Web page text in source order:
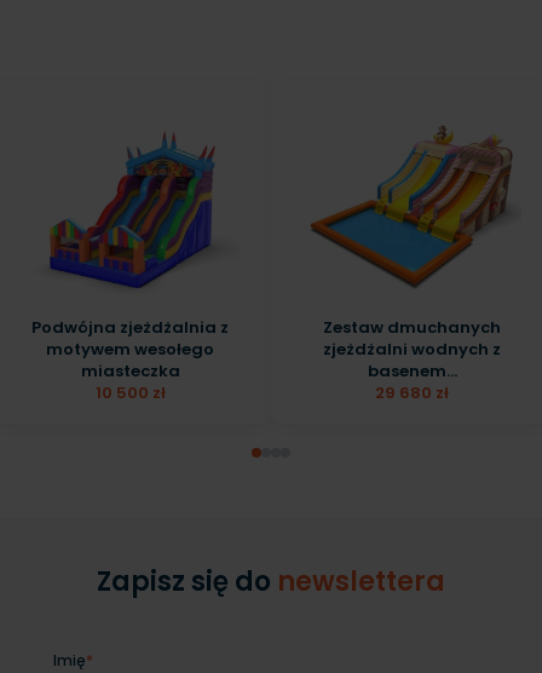
Podwójna zjeżdżalnia z
motywem wesołego
miasteczka
10 500 zł
Zestaw dmuchanych
zjeżdżalni wodnych z
basenem...
29 680 zł
Zapisz się do newslettera
Imię*